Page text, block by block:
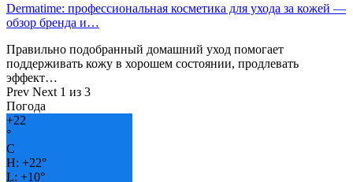
Dermatime: профессиональная косметика для ухода за кожей —
обзор бренда и…
Правильно подобранный домашний уход помогает
поддерживать кожу в хорошем состоянии, продлевать
эффект…
Prev Next 1 из 3
Погода
+22
°
C
H: +22°
L: +10°